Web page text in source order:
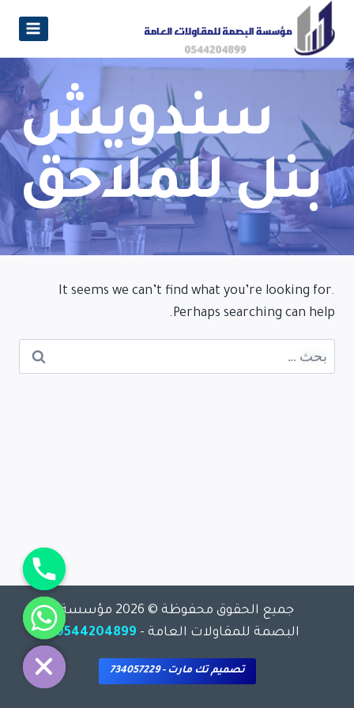
سندويش
بنل للملاحق
It seems we can’t find what you’re looking for.
Perhaps searching can help.
جميع الحقوق محفوظة © 2026 مؤسسة
البصمة للمقاولات العامة - 0544204899
تصميم تك مارت - 734057229
Hide
chaty